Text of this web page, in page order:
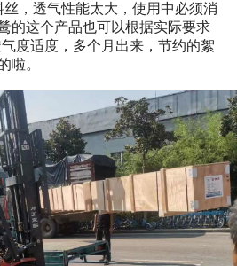
，透气性能太大，使用中必须消
的这个产品也可以根据实际要求
度适度，多个月出来，节约的絮
啦。